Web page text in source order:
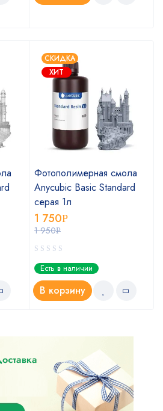
СКИДКА
ХИТ
Фотополимерная смола
Anycubic Basic Standard
серая 1л
1 950Р
1 750Р
Есть в наличии
В корзину